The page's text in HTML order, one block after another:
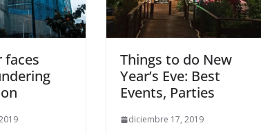
faces
Things to do New
Year’s Eve: Best
Events, Parties
diciembre 17, 2019